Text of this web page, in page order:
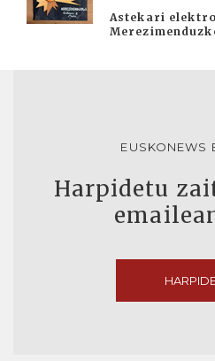
Astekari
EUSKONEWS
Harpidetu